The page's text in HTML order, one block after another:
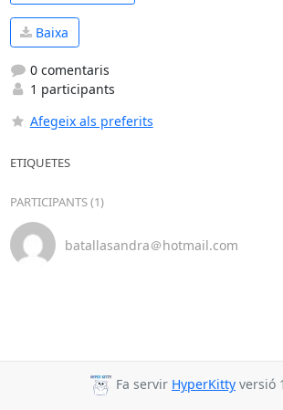
Baixa
0 comentaris
1 participants
Afegeix als preferits
ETIQUETES
PARTICIPANTS (1)
batallasandra＠hotmail.com
Fa servir HyperKitty versió